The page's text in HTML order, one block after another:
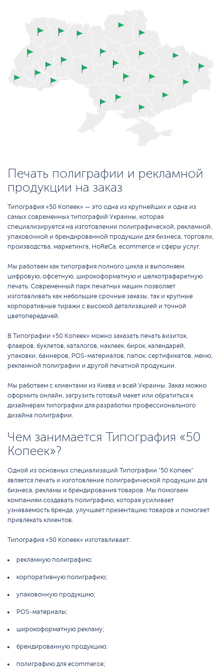
Печать полиграфии и рекламной
продукции на заказ
Типография «50 Копеек» — это одна из крупнейших и одна из
самых современных типографий Украины, которая
специализируется на изготовлении полиграфической, рекламной,
упаковочной и брендированной продукции для бизнеса, торговли,
производства, маркетинга, HoReCa, ecommerce и сферы услуг.
Мы работаем как типография полного цикла и выполняем
цифровую, офсетную, широкоформатную и шелкотрафаретную
печать. Современный парк печатных машин позволяет
изготавливать как небольшие срочные заказы, так и крупные
корпоративные тиражи с высокой детализацией и точной
цветопередачей.
В Типографии «50 Копеек» можно заказать печать визиток,
флаеров, буклетов, каталогов, наклеек, бирок, календарей,
упаковки, баннеров, POS-материалов, папок, сертификатов, меню,
рекламной полиграфии и другой печатной продукции.
Мы работаем с клиентами из Киева и всей Украины. Заказ можно
оформить онлайн, загрузить готовый макет или обратиться к
дизайнерам типографии для разработки профессионального
дизайна полиграфии.
Чем занимается Типография «50
Копеек»?
Одной из основных специализаций Типографии "50 Копеек"
является печать и изготовление полиграфической продукции для
бизнеса, рекламы и брендирования товаров. Мы помогаем
компаниям создавать полиграфию, которая усиливает
узнаваемость бренда, улучшает презентацию товаров и помогает
привлекать клиентов.
Типография «50 Копеек» изготавливает:
рекламную полиграфию;
корпоративную полиграфию;
упаковочную продукцию;
POS-материалы;
широкоформатную рекламу;
брендированную продукцию;
полиграфию для ecommerce;